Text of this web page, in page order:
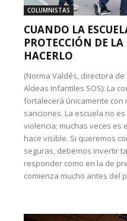
COLUMNISTAS
CUANDO LA
PROTECCIÓN DE
HACERLO
(Norma Valdés, directora
Aldeas Infantiles SOS): La
fortalecerá únicamente con
sanciones. La escuela no
violencia; muchas veces es
hace visible. Si queremos
seguras, debemos invertir
responder como en la de
comienza mucho antes del